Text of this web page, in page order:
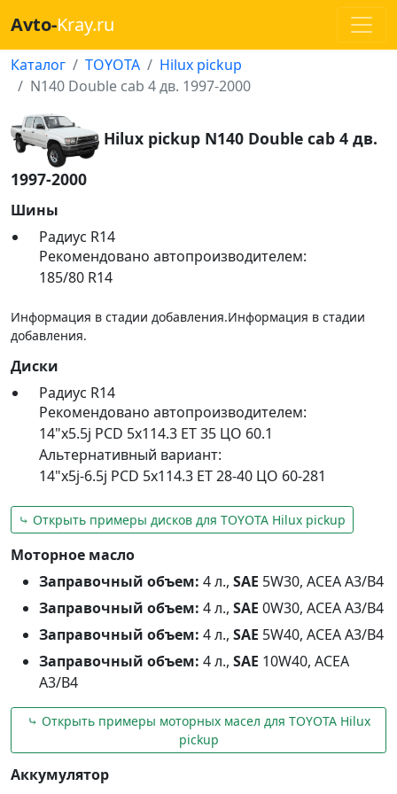
Avto-Kray.ru
Каталог TOYOTA
Hilux pickup
N140 Double cab 4 дв. 1997-2000
Hilux pickup N140 Double cab 4 дв.
1997-2000
Шины
Радиус R14
Рекомендовано автопроизводителем:
185/80 R14
Информация в стадии добавления.Информация в стадии
добавления.
Диски
Радиус R14
Рекомендовано автопроизводителем:
14"x5.5j PCD 5x114.3 ET 35 ЦО 60.1
Альтернативный вариант:
14"x5j-6.5j PCD 5x114.3 ET 28-40 ЦО 60-281
⤷ Открыть примеры дисков для TOYOTA Hilux pickup
Моторное масло
Заправочный объем: 4 л., SAE 5W30, ACEA A3/B4
Заправочный объем: 4 л., SAE 0W30, ACEA A3/B4
Заправочный объем: 4 л., SAE 5W40, ACEA A3/B4
Заправочный объем: 4 л., SAE 10W40, ACEA
A3/B4
⤷ Открыть примеры моторных масел для TOYOTA Hilux
pickup
Аккумулятор